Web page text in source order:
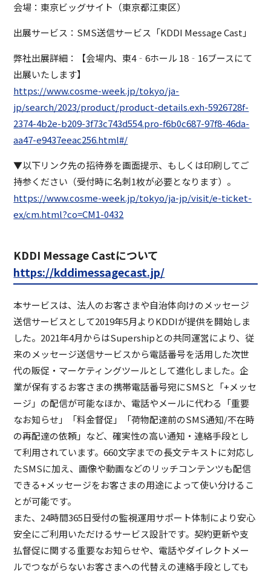
会場：東京ビッグサイト（東京都江東区）
出展サービス：SMS送信サービス「KDDI Message Cast」
弊社出展詳細：【会場内、東4‐6ホール 18‐16ブースにて
出展いたします】
https://www.cosme-week.jp/tokyo/ja-
jp/search/2023/product/product-details.exh-5926728f-
2374-4b2e-b209-3f73c743d554.pro-f6b0c687-97f8-46da-
aa47-e9437eeac256.html#/
▼以下リンク先の招待券を画面提示、もしくは印刷してご
持参ください（受付時に名刺1枚が必要となります）。
https://www.cosme-week.jp/tokyo/ja-jp/visit/e-ticket-
ex/cm.html?co=CM1-0432
KDDI Message Castについて
https://kddimessagecast.jp/
本サービスは、法人のお客さまや自治体向けのメッセージ
送信サービスとして2019年5月よりKDDIが提供を開始しま
した。2021年4月からはSupershipとの共同運営により、従
来のメッセージ送信サービスから電話番号を活用した次世
代の販促・マーケティングツールとして進化しました。企
業が保有するお客さまの携帯電話番号宛にSMSと「+メッセ
ージ」の配信が可能なほか、電話やメールに代わる「重要
なお知らせ」「料金督促」「荷物配達前のSMS通知/不在時
の再配達の依頼」など、確実性の高い通知・連絡手段とし
て利用されています。660文字までの長文テキストに対応し
たSMSに加え、画像や動画などのリッチコンテンツも配信
できる+メッセージをお客さまの用途によって使い分けるこ
とが可能です。
また、24時間365日受付の監視運用サポート体制により安心
安全にご利用いただけるサービス設計です。契約更新や支
払督促に関する重要なお知らせや、電話やダイレクトメー
ルでつながらないお客さまへの代替えの連絡手段としても